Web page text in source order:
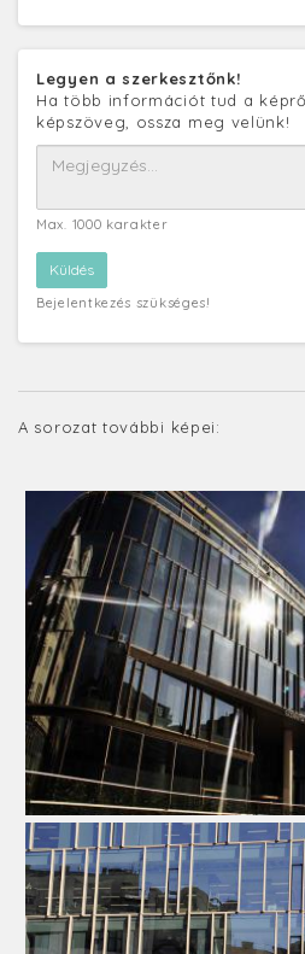
Legyen a szerkesztőnk!
Ha több információt tud a
képszöveg, ossza meg velünk!
Max. 1000 karakter
Bejelentkezés szükséges!
A sorozat további képei: